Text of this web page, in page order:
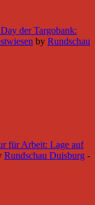
der Targobank:
by Rundschau
für Arbeit: Lage auf
Rundschau Duisburg -